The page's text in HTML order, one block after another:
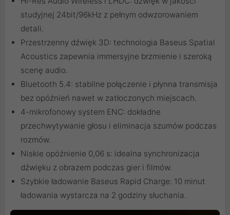
studyjnej 24bit/96kHz z pełnym odwzorowaniem
detali.
Przestrzenny dźwięk 3D: technologia Baseus Spatial
Acoustics zapewnia immersyjne brzmienie i szeroką
scenę audio.
Bluetooth 5.4: stabilne połączenie i płynna transmisja
bez opóźnień nawet w zatłoczonych miejscach.
4-mikrofonowy system ENC: dokładne
przechwytywanie głosu i eliminacja szumów podczas
rozmów.
Niskie opóźnienie 0,06 s: idealna synchronizacja
dźwięku z obrazem podczas gier i filmów.
Szybkie ładowanie Baseus Rapid Charge: 10 minut
ładowania wystarcza na 2 godziny słuchania.